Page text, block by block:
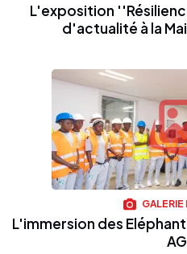
L'exposition
d'actualité à la
L'immersion des